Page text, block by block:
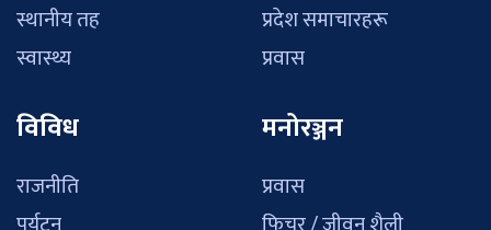
स्थानीय तह
स्वास्थ्य
प्रदेश समाचारहरू
प्रवास
विविध
राजनीति
मनोरञ्जन
प्रवास